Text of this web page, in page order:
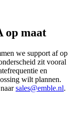
op maat
we support af op
zit vooral
en
wilt plannen.
sales@emble.nl.